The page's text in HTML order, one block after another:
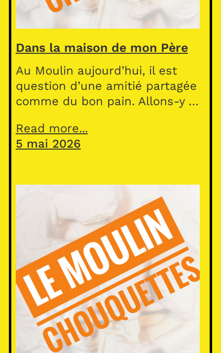
Dans la maison de mon Père
Au Moulin aujourd’hui, il est
question d’une amitié partagée
comme du bon pain. Allons-y …
Read more...
5 mai 2026